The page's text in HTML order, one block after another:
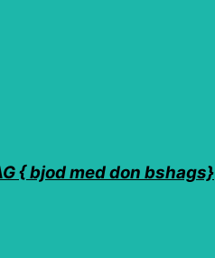
{ bjod med don bshags}